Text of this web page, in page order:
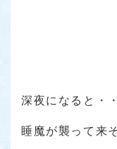
深夜になると・
睡魔が襲って来